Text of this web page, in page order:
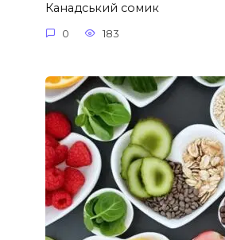
Канадський сомик
0 183